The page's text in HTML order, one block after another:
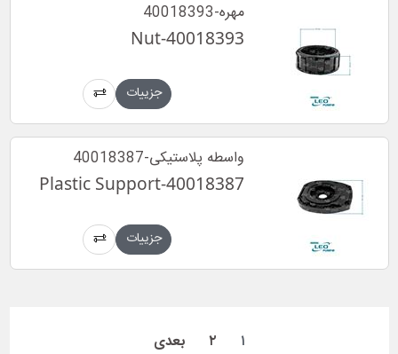
مهره-40018393
Nut-40018393
جزییات
واسطه پلاستیکی-40018387
Plastic Support-40018387
جزییات
۱ ۲ بعدی